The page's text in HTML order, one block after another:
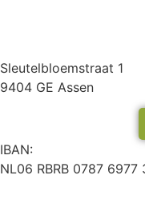
Sleutelbloemstraat 1
9404 GE Assen
IBAN:
NL06 RBRB 0787